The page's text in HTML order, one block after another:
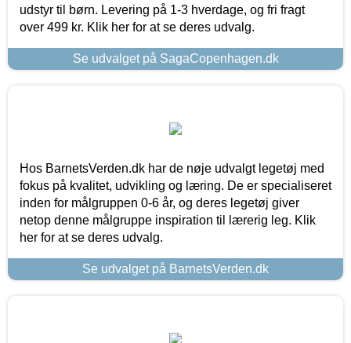
udstyr til børn. Levering på 1-3 hverdage, og fri fragt
over 499 kr. Klik her for at se deres udvalg.
Se udvalget på SagaCopenhagen.dk
Hos BarnetsVerden.dk har de nøje udvalgt legetøj med
fokus på kvalitet, udvikling og læring. De er specialiseret
inden for målgruppen 0-6 år, og deres legetøj giver
netop denne målgruppe inspiration til lærerig leg. Klik
her for at se deres udvalg.
Se udvalget på BarnetsVerden.dk